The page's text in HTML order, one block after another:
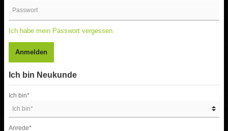
Ich habe mein Passwort vergessen.
Anmelden
Ich bin Neukunde
Ich bin*
Anrede*